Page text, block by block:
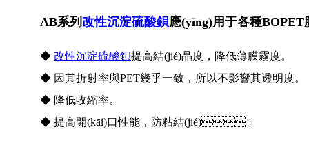
AB系列 改性沉淀硫酸鋇應(yīng)用于各種BOPET
◆ 改性沉淀硫酸鋇提高結(jié)晶度，降低薄膜霧度。
◆ 因其折射率與PET幾乎一致，所以不影響其透明度。
◆ 降低收縮率。
◆ 提高開(kāi)口性能，防粘結(jié)。